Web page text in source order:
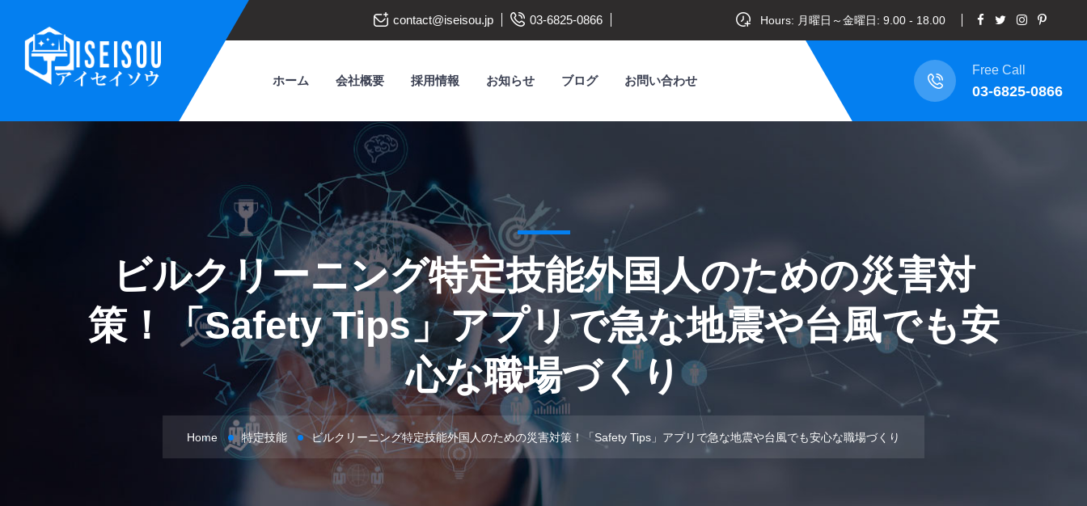
contact@iseisou.jp 03-6825-0866 Hours: 月曜日～金曜日: 9.00 - 18.00
ホーム 会社概要 採用情報 お知らせ ブログ お問い合わせ
Free Call
03-6825-0866
ビルクリーニング特定技能外国人のための災害対
策！「Safety Tips」アプリで急な地震や台風でも安
心な職場づくり
Home 特定技能 ビルクリーニング特定技能外国人のための災害対策！「Safety Tips」アプリで急な地震や台風でも安心な職場づくり